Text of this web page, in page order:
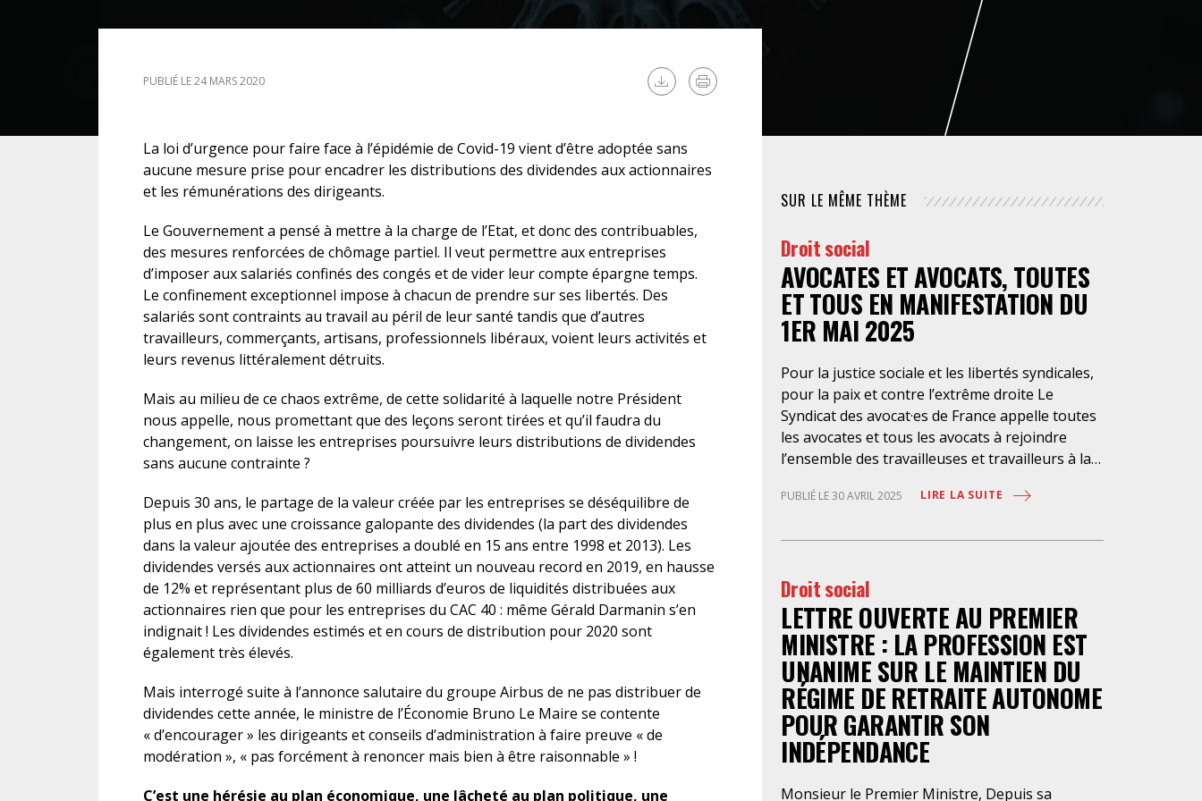
DROIT DES MINEURS
DROIT INTERNATIONAL
POLICE / MAINTIEN DE L'ORDRE
PROCÉDURE CIVILE
PUBLIÉ LE 24 MARS 2020
La loi d’urgence pour faire face à l’épidémie de Covid-19 vient d’être adoptée sans
aucune mesure prise pour encadrer les distributions des dividendes aux actionnaires
et les rémunérations des dirigeants.
Le Gouvernement a pensé à mettre à la charge de l’Etat, et donc des contribuables,
des mesures renforcées de chômage partiel. Il veut permettre aux entreprises
d’imposer aux salariés confinés des congés et de vider leur compte épargne temps.
Le confinement exceptionnel impose à chacun de prendre sur ses libertés. Des
salariés sont contraints au travail au péril de leur santé tandis que d’autres
travailleurs, commerçants, artisans, professionnels libéraux, voient leurs activités et
leurs revenus littéralement détruits.
Mais au milieu de ce chaos extrême, de cette solidarité à laquelle notre Président
nous appelle, nous promettant que des leçons seront tirées et qu’il faudra du
changement, on laisse les entreprises poursuivre leurs distributions de dividendes
sans aucune contrainte ?
Depuis 30 ans, le partage de la valeur créée par les entreprises se déséquilibre de
plus en plus avec une croissance galopante des dividendes (la part des dividendes
dans la valeur ajoutée des entreprises a doublé en 15 ans entre 1998 et 2013). Les
dividendes versés aux actionnaires ont atteint un nouveau record en 2019, en hausse
de 12% et représentant plus de 60 milliards d’euros de liquidités distribuées aux
actionnaires rien que pour les entreprises du CAC 40 : même Gérald Darmanin s’en
indignait ! Les dividendes estimés et en cours de distribution pour 2020 sont
également très élevés.
Mais interrogé suite à l’annonce salutaire du groupe Airbus de ne pas distribuer de
dividendes cette année, le ministre de l’Économie Bruno Le Maire se contente
« d’encourager » les dirigeants et conseils d’administration à faire preuve « de
modération », « pas forcément à renoncer mais bien à être raisonnable » !
C’est une hérésie au plan économique, une lâcheté au plan politique, une
SUR LE MÊME THÈME
Droit social
AVOCATES ET AVOCATS, TOUTES
ET TOUS EN MANIFESTATION DU
1ER MAI 2025
Pour la justice sociale et les libertés syndicales,
pour la paix et contre l’extrême droite Le
Syndicat des avocat·es de France appelle toutes
les avocates et tous les avocats à rejoindre
l’ensemble des travailleuses et travailleurs à la
et les libertés syndicales, pour la paix et contre
dans toutes les villes en France. Bon 1er mai à
nombreux dans les manifestations !
PUBLIÉ LE 30 AVRIL 2025 LIRE LA SUITE
Droit social
LETTRE OUVERTE AU PREMIER
MINISTRE : LA PROFESSION EST
UNANIME SUR LE MAINTIEN DU
RÉGIME DE RETRAITE AUTONOME
POUR GARANTIR SON
INDÉPENDANCE
Monsieur le Premier Ministre, Depuis sa